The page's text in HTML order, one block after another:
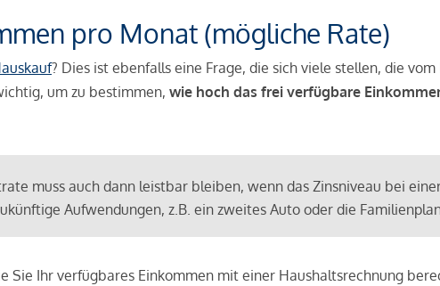
pro Monat (mögliche Rate)
? Dies ist ebenfalls eine Frage, die sich viele stellen, die
um zu bestimmen, wie hoch das frei verfügbare
muss auch dann leistbar bleiben, wenn das Zinsniveau bei
Aufwendungen, z.B. ein zweites Auto oder die
Sie Ihr verfügbares Einkommen mit einer Haushaltsrechnung